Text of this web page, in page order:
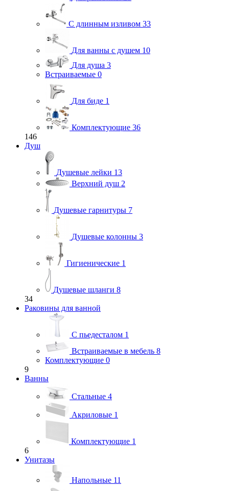
С длинным изливом 33
Для ванны с душем 10
Для душа 3
Встраиваемые 0
Для биде 1
Комплектующие 36
146
Душ
Душевые лейки 13
Верхний душ 2
Душевые гарнитуры 7
Душевые колонны 3
Гигиенические 1
Душевые шланги 8
34
Раковины для ванной
С пьедесталом 1
Встраиваемые в мебель 8
Комплектующие 0
9
Ванны
Стальные 4
Акриловые 1
Комплектующие 1
6
Унитазы
Напольные 11